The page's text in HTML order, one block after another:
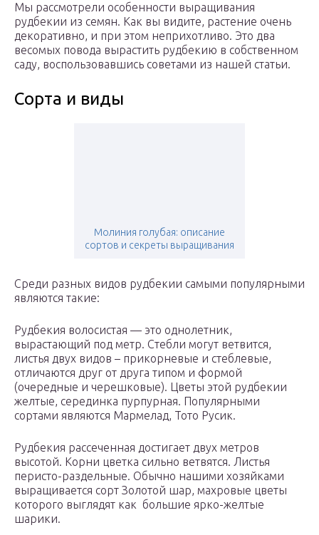
Мы рассмотрели особенности выращивания
рудбекии из семян. Как вы видите, растение очень
декоративно, и при этом неприхотливо. Это два
весомых повода вырастить рудбекию в собственном
саду, воспользовавшись советами из нашей статьи.
Сорта и виды
Молиния голубая: описание
сортов и секреты выращивания
Среди разных видов рудбекии самыми популярными
являются такие:
Рудбекия волосистая — это однолетник,
вырастающий под метр. Стебли могут ветвится,
листья двух видов – прикорневые и стеблевые,
отличаются друг от друга типом и формой
(очередные и черешковые). Цветы этой рудбекии
желтые, серединка пурпурная. Популярными
сортами являются Мармелад, Тото Русик.
Рудбекия рассеченная достигает двух метров
высотой. Корни цветка сильно ветвятся. Листья
перисто-раздельные. Обычно нашими хозяйками
выращивается сорт Золотой шар, махровые цветы
которого выглядят как большие ярко-желтые
шарики.